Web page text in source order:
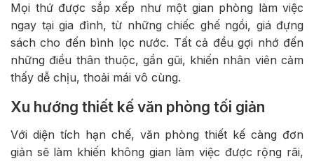
Mọi thứ được sắp xếp như một gian phòng làm việc
ngay tại gia đình, từ những chiếc ghế ngồi, giá đựng
sách cho đến bình lọc nước. Tất cả đều gợi nhớ đến
những điều thân thuộc, gần gũi, khiến nhân viên cảm
thấy dễ chịu, thoải mái vô cùng.
Xu hướng thiết kế văn phòng tối giản
Với diện tích hạn chế, văn phòng thiết kế càng đơn
giản sẽ làm khiến không gian làm việc được rộng rãi,